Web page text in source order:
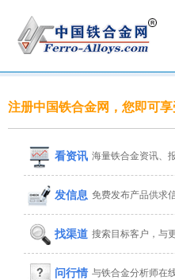
注册中国铁合金网，您即可
看资讯 海量铁合金资讯、
发信息 免费发布产品供求
找渠道 搜索目标客户，与
问行情 与铁合金分析师在